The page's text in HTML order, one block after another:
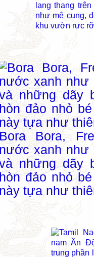
lang thang
như mê cung,
khu vườn rực
Bora Bora,
nước xanh như
những dãy
hòn đảo nhỏ
này tựa như